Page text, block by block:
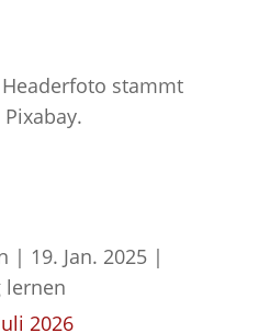
stammt
| 19. Jan. 2025|
lernen
2026